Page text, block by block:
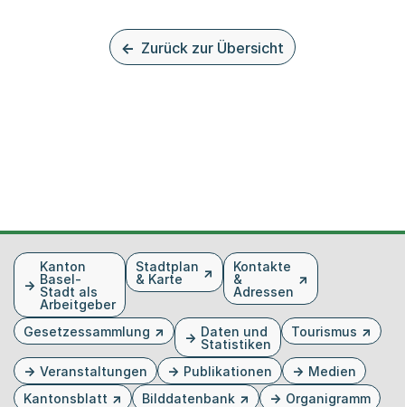
Zurück zur Übersicht
FusszeileKanton
Basel-
Stadt als
Arbeitgeber
Stadtplan
& Karte
Kontakte
&
Adressen
Gesetzessammlung
Daten und
Statistiken
Tourismus
Veranstaltungen Publikationen
Medien
Kantonsblatt
Bilddatenbank Organigramm